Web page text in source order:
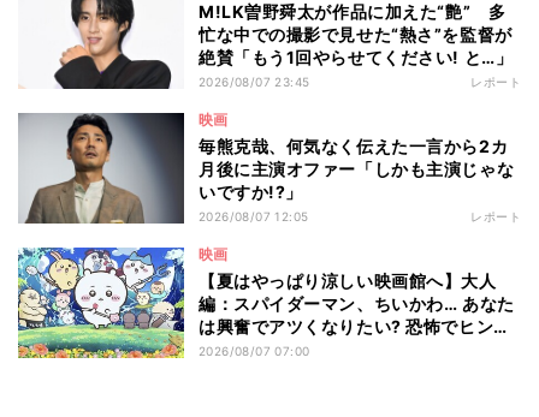
M!LK曽野舜太が作品に加えた“艶” 多
忙な中での撮影で見せた“熱さ”を監督が
絶賛「もう1回やらせてください! と…」
2026/08/07 23:45 レポート
映画
毎熊克哉、何気なく伝えた一言から2カ
月後に主演オファー「しかも主演じゃな
いですか!?」
2026/08/07 12:05 レポート
映画
【夏はやっぱり涼しい映画館へ】大人
編：スパイダーマン、ちいかわ… あなた
は興奮でアツくなりたい? 恐怖でヒンヤ
リしたい? - 編集部が注目する最新映画5
2026/08/07 07:00